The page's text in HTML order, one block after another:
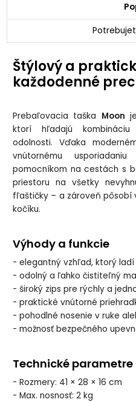
Štýlový a
každodenné
Prebaľovacia taška Moon
ktorí hľadajú
odolnosti. Vďaka
vnútornému
pomocníkom na cestách s
priestoru na všetky
fľaštičky – a zároveň pôsobí
kočíku.
Výhody a funkcie
- elegantný vzhľad, ktorý
- odolný a ľahko čistiteľný
- široký zips pre rýchly a
- praktické vnútorné
- pohodlné nosenie v ruke
- možnosť bezpečného
Technické parametre
- Rozmery: 41 × 28 × 16 cm
- Max. nosnosť: 2 kg